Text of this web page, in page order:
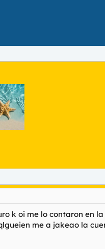
k oi me lo contaron en
me a jakeao la